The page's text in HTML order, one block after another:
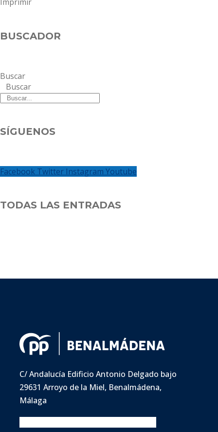
Imprimir
BUSCADOR
Buscar
Buscar
SÍGUENOS
Facebook Twitter Instagram Youtube
TODAS LAS ENTRADAS
C/ Andalucía Edificio Antonio Delgado bajo
29631 Arroyo de la Miel, Benalmádena,
Málaga